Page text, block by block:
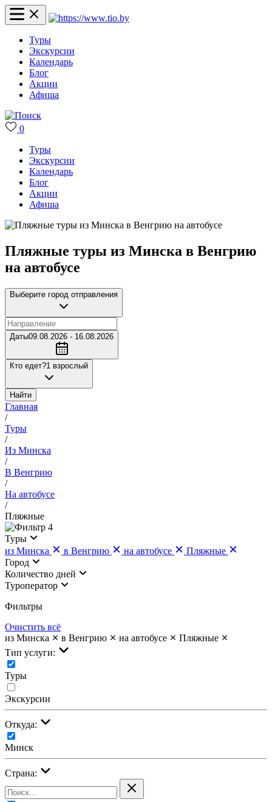
Туры
Экскурсии
Календарь
Блог
Акции
Афиша
0
Туры
Экскурсии
Календарь
Блог
Акции
Афиша
Пляжные туры из Минска в Венгрию
на автобусе
Выберите город отправления
Даты09.08.2026 - 16.08.2026
Кто едет?1 взрослый
Найти
Главная
/
Туры
/
Из Минска
/
В Венгрию
/
На автобусе
/
Пляжные
4
Туры
из Минска
в Венгрию на автобусе
Пляжные
Город
Количество дней
Туроператор
Фильтры
Очистить всё
из Минска
в Венгрию на автобусе
Пляжные
Тип услуги:
Туры
Экскурсии
Откуда:
Минск
Страна: